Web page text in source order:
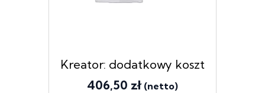
Kreator: dodatkowy koszt
406,50 zł (netto)